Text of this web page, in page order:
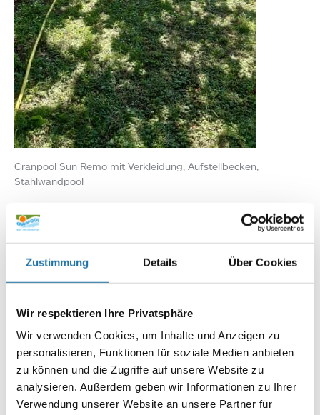
Zustimmung Details Über Cookies
Wir respektieren Ihre Privatsphäre
Wir verwenden Cookies, um Inhalte und Anzeigen zu
personalisieren, Funktionen für soziale Medien anbieten
zu können und die Zugriffe auf unsere Website zu
analysieren. Außerdem geben wir Informationen zu Ihrer
Verwendung unserer Website an unsere Partner für
Cranpool Sun Remo mit Verkleidung, Aufstellbecken,
Stahlwandpool
DE: 089 / 451 08 93
Autor:
Mag. Wolfgang Grabner